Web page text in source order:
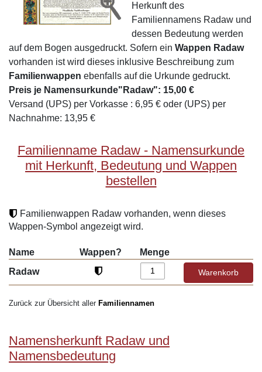
Herkunft des
Familiennamens Radaw und
dessen Bedeutung werden
auf dem Bogen ausgedruckt. Sofern ein Wappen Radaw
vorhanden ist wird dieses inklusive Beschreibung zum
Familienwappen ebenfalls auf die Urkunde gedruckt.
Preis je Namensurkunde"Radaw": 15,00 €
Versand (UPS) per Vorkasse : 6,95 € oder (UPS) per
Nachnahme: 13,95 €
Familienname Radaw - Namensurkunde
mit Herkunft, Bedeutung und Wappen
bestellen
Familienwappen Radaw vorhanden, wenn dieses
Wappen-Symbol angezeigt wird.
Name Wappen?
Menge
Radaw
Zurück zur Übersicht aller Familiennamen
Namensherkunft Radaw und
Namensbedeutung